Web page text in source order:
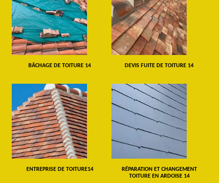
BÂCHAGE DE TOITURE 14 DEVIS FUITE DE TOITURE 14
ENTREPRISE DE TOITURE14
RÉPARATION ET CHANGEMENT
TOITURE EN ARDOISE 14